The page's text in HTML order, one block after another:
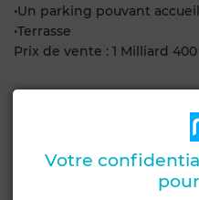
•Un parking pouvant
•Terrasse
Prix de vente : 1 Milliard
Caractéristiques
Villa
Votre